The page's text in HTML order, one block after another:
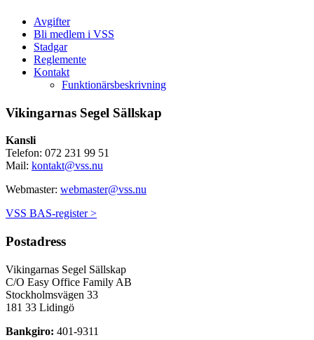
Avgifter
Bli medlem i VSS
Stadgar
Reglemente
Kontakt
Funktionärsbeskrivning
Vikingarnas Segel Sällskap
Kansli
Telefon: 072 231 99 51
Mail: kontakt@vss.nu
Webmaster: webmaster@vss.nu
VSS BAS-register >
Postadress
Vikingarnas Segel Sällskap
C/O Easy Office Family AB
Stockholmsvägen 33
181 33 Lidingö
Bankgiro: 401-9311